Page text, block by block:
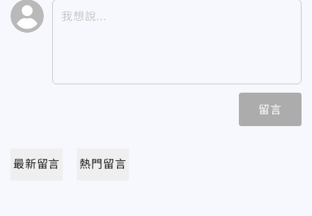
留言
最新留言 熱門留言